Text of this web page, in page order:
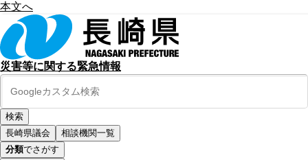
本文へ
災害等に関する緊急情報
長崎県議会
相談機関一覧
分類でさがす